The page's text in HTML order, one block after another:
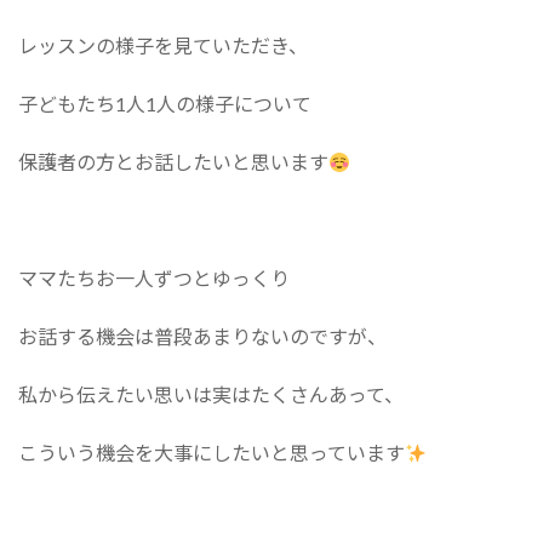
レッスンの様子を見ていただき、
子どもたち1人1人の様子について
保護者の方とお話したいと思います
ママたちお一人ずつとゆっくり
お話する機会は普段あまりないのですが、
私から伝えたい思いは実はたくさんあって、
こういう機会を大事にしたいと思っています